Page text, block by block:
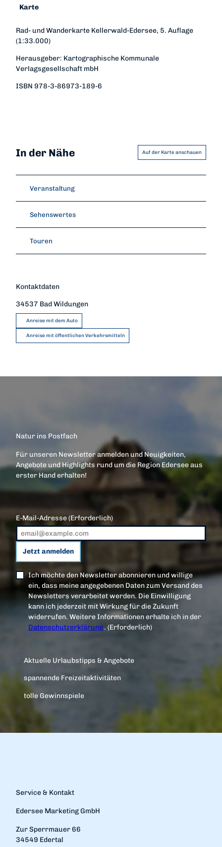
Karte
Rad- und Wanderkarte Kellerwald-Edersee, 5. Auflage
(1:33.000)
Herausgeber: Kartographische Kommunale
Verlagsgesellschaft mbH
ISBN 978-3-86973-189-6
In der Nähe Auf der Karte anschauen
Veranstaltung
Sehenswertes
Touren
Kontaktdaten
34537 Bad Wildungen
Anreise mit dem Auto
Anreise mit öffentlichen Verkehrsmitteln
Natur ins Postfach
Für unseren Newsletter anmelden und Neuigkeiten,
Angebote und Highlights rund um die Region Edersee aus
erster Hand erhalten!
E-Mail-Adresse(Erforderlich)
Jetzt anmelden
Ich möchte den Newsletter abonnieren und willige
ein, dass meine angegebenen Daten zum Versand des
Newsletters verarbeitet werden. Die Einwilligung
kann ich jederzeit mit Wirkung für die Zukunft
widerrufen. Weitere Informationen erhalte ich in der
Datenschutzerklärung.(Erforderlich)
Aktuelle Urlaubstipps & Angebote
spannende Freizeitaktivitäten
tolle Gewinnspiele
Service & Kontakt
Edersee Marketing GmbH
Zur Sperrmauer 66
34549 Edertal